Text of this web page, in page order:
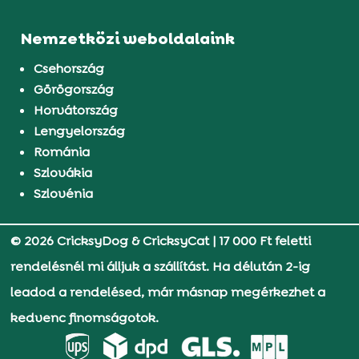
Nemzetközi weboldalaink
Csehország
Görögország
Horvátország
Lengyelország
Románia
Szlovákia
Szlovénia
© 2026 CricksyDog & CricksyCat|17 000 Ft feletti
rendelésnél mi álljuk a szállítást. Ha délután 2-ig
leadod a rendelésed, már másnap megérkezhet a
kedvenc finomságotok.